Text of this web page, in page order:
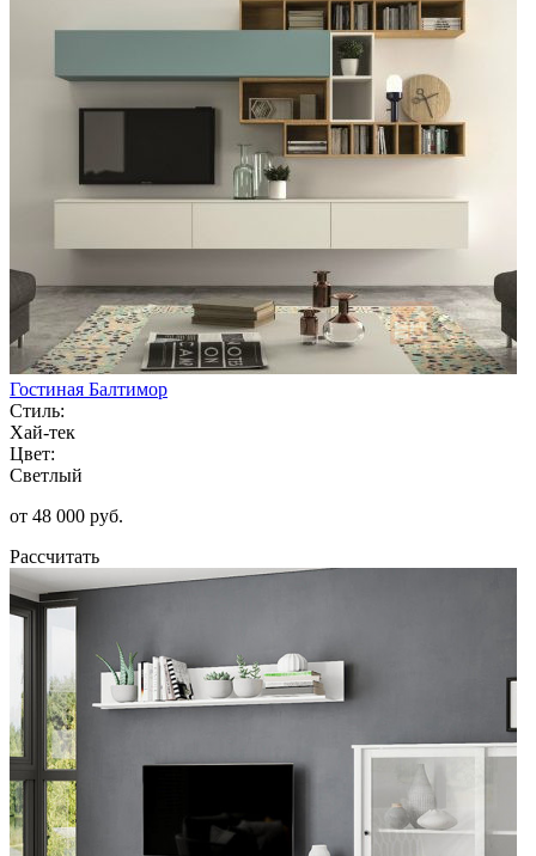
Гостиная Балтимор
Стиль:
Хай-тек
Цвет:
Светлый
от 48 000 руб.
Рассчитать